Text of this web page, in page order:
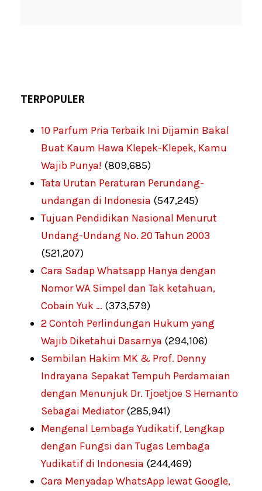
TERPOPULER
10 Parfum Pria Terbaik Ini Dijamin Bakal
Buat Kaum Hawa Klepek-Klepek, Kamu
Wajib Punya! (809,685)
Tata Urutan Peraturan Perundang-
undangan di Indonesia (547,245)
Tujuan Pendidikan Nasional Menurut
Undang-Undang No. 20 Tahun 2003
(521,207)
Cara Sadap Whatsapp Hanya dengan
Nomor WA Simpel dan Tak ketahuan,
Cobain Yuk … (373,579)
2 Contoh Perlindungan Hukum yang
Wajib Diketahui Dasarnya (294,106)
Sembilan Hakim MK & Prof. Denny
Indrayana Sepakat Tempuh Perdamaian
dengan Menunjuk Dr. Tjoetjoe S Hernanto
Sebagai Mediator (285,941)
Mengenal Lembaga Yudikatif, Lengkap
dengan Fungsi dan Tugas Lembaga
Yudikatif di Indonesia (244,469)
Cara Menyadap WhatsApp lewat Google,